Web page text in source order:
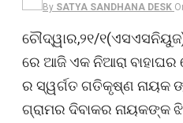
By SATYA SANDHANA DESK
ଚୌଦ୍ୱାର,୨୧/
ରେ ଆଜି ଏକ ନିଆରା
ର ସ୍ୱର୍ଗତ ଗତିକୃଷ୍ଣ ନାୟକ
ଗ୍ରାମର ଦିବାକର ନାୟକଙ୍କ